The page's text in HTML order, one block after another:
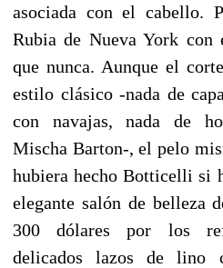
asociada con el cabello.
Rubia de Nueva York con
que nunca. Aunque el
estilo clásico -nada de
con navajas, nada de
Mischa Barton-, el pelo
hubiera hecho Botticelli si
elegante salón de belleza
300 dólares por los
delicados lazos de lino